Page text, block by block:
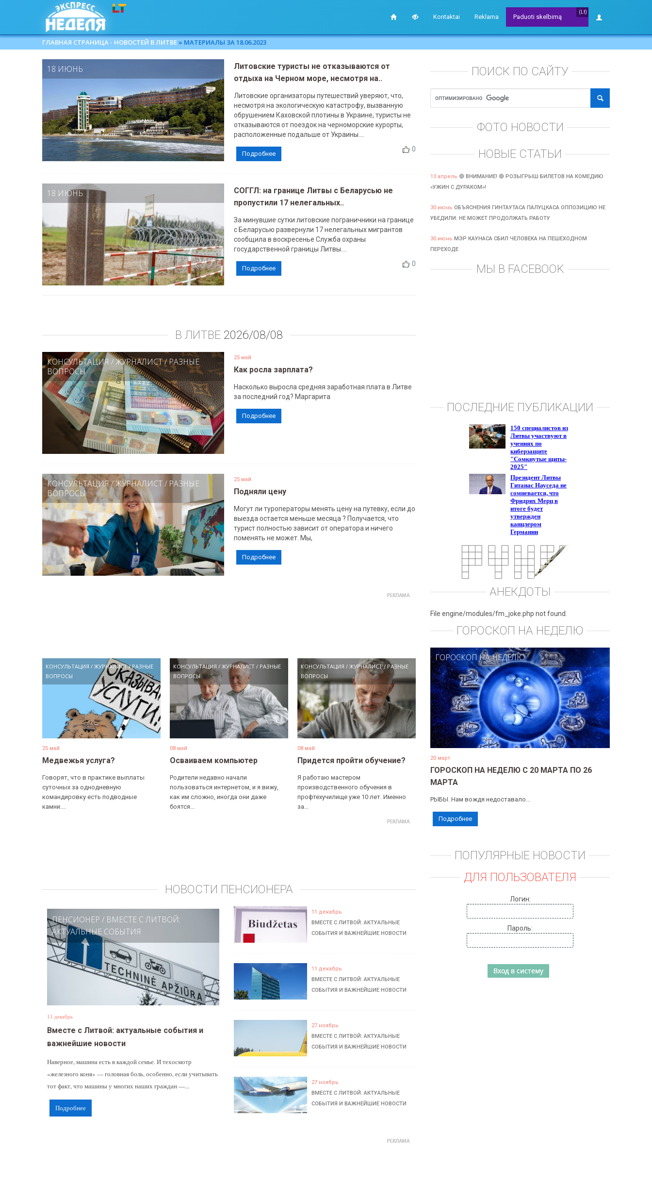
Kontaktai Reklama
(Lt)
Paduoti skelbimą
ГЛАВНАЯ СТРАНИЦА - НОВОСТЕЙ В ЛИТВЕ » МАТЕРИАЛЫ ЗА 18.06.2023
18 ИЮНЬ
Литовские туристы не отказываются от
отдыха на Черном море, несмотря на..
Литовские организаторы путешествий уверяют, что,
несмотря на экологическую катастрофу, вызванную
обрушением Каховской плотины в Украине, туристы не
отказываются от поездок на черноморские курорты,
расположенные подальше от Украины....
0
Подробнее
18 ИЮНЬ
СОГГЛ: на границе Литвы с Беларусью не
пропустили 17 нелегальных..
За минувшие сутки литовские пограничники на границе
с Беларусью развернули 17 нелегальных мигрантов
сообщила в воскресенье Служба охраны
государственной границы Литвы....
0
Подробнее
В ЛИТВЕ 2026/08/08
КОНСУЛЬТАЦИЯ /ЖУРНАЛИСТ/РАЗНЫЕ
ВОПРОСЫ
25 май
Как росла зарплата?
Насколько выросла средняя заработная плата в Литве
за последний год? Маргарита
Подробнее
КОНСУЛЬТАЦИЯ/ЖУРНАЛИСТ/ РАЗНЫЕ
ВОПРОСЫ
25 май
Подняли цену
Могут ли туроператоры менять цену на путевку, если до
выезда остается меньше месяца ? Получается, что
турист полностью зависит от оператора и ничего
поменять не может. Мы,
Подробнее
КОНСУЛЬТАЦИЯ / ЖУРНАЛИСТ/РАЗНЫЕ
ВОПРОСЫ
25 май
Медвежья услуга?
Говорят, что в практике выплаты
суточных за однодневную
командировку есть подводные
камни....
КОНСУЛЬТАЦИЯ /ЖУРНАЛИСТ / РАЗНЫЕ
ВОПРОСЫ
08 май
Осваиваем компьютер
Родители недавно начали
пользоваться интернетом, и я вижу,
как им сложно, иногда они даже
боятся...
КОНСУЛЬТАЦИЯ /ЖУРНАЛИСТ/ РАЗНЫЕ
ВОПРОСЫ
08 май
Придется пройти обучение?
Я работаю мастером
производственного обучения в
профтехучилище уже 10 лет. Именно
за...
НОВОСТИ ПЕНСИОНЕРА
ПЕНСИОНЕР / ВМЕСТЕ С ЛИТВОЙ:
АКТУАЛЬНЫЕ СОБЫТИЯ
11 декабрь
Вместе с Литвой: актуальные события и
важнейшие новости
Наверное, машина есть в каждой семье. И техосмотр
«железного коня» — головная боль, особенно, если учитывать
тот факт, что машины у многих наших граждан —...
Подробнее
11 декабрь
ВМЕСТЕ С ЛИТВОЙ: АКТУАЛЬНЫЕ
СОБЫТИЯ И ВАЖНЕЙШИЕ НОВОСТИ
11 декабрь
ВМЕСТЕ С ЛИТВОЙ: АКТУАЛЬНЫЕ
СОБЫТИЯ И ВАЖНЕЙШИЕ НОВОСТИ
27 ноябрь
ВМЕСТЕ С ЛИТВОЙ: АКТУАЛЬНЫЕ
СОБЫТИЯ И ВАЖНЕЙШИЕ НОВОСТИ
27 ноябрь
ВМЕСТЕ С ЛИТВОЙ: АКТУАЛЬНЫЕ
СОБЫТИЯ И ВАЖНЕЙШИЕ НОВОСТИ
ПОИСК ПО САЙТУ
ФОТО НОВОСТИ
НОВЫЕ СТАТЬИ
13 апрель 🔴 ВНИМАНИЕ! 🔴 РОЗЫГРЫШ БИЛЕТОВ НА КОМЕДИЮ
«УЖИН С ДУРАКОМ»!
30 июнь ОБЪЯСНЕНИЯ ГИНТАУТАСА ПАЛУЦКАСА ОППОЗИЦИЮ НЕ
УБЕДИЛИ: НЕ МОЖЕТ ПРОДОЛЖАТЬ РАБОТУ
30 июнь МЭР КАУНАСА СБИЛ ЧЕЛОВЕКА НА ПЕШЕХОДНОМ
ПЕРЕХОДЕ
МЫ В FACEBOOK
ПОСЛЕДНИЕ ПУБЛИКАЦИИ
АНЕКДОТЫ
File engine/modules/fm_joke.php not found.
ГОРОСКОП НА НЕДЕЛЮ
ГОРОСКОП НА НЕДЕЛЮ
20 март
ГОРОСКОП НА НЕДЕЛЮ С 20 МАРТА ПО 26
МАРТА
РЫБЫ. Нам вождя недоставало...
Подробнее
ПОПУЛЯРНЫЕ НОВОСТИ
ДЛЯ ПОЛЬЗОВАТЕЛЯ
Логин:
Пароль: